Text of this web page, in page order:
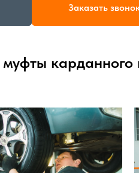
Заказать
карданного